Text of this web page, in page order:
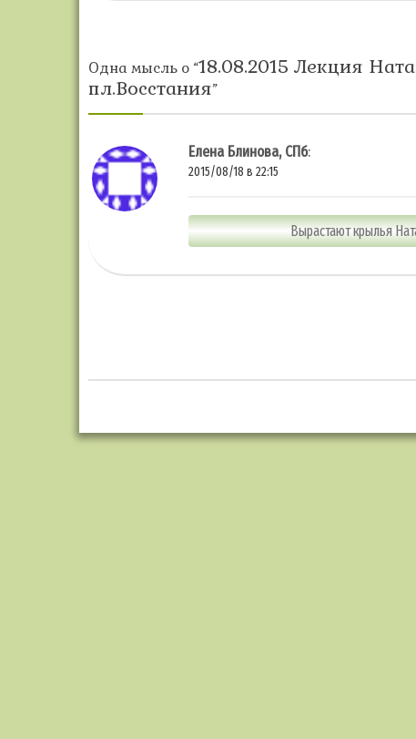
Одна мысль о “18.08.2015 Лекция
пл.Восстания”
Елена Блинова, СПб:
2015/08/18 в 22:15
Вырастают крылья